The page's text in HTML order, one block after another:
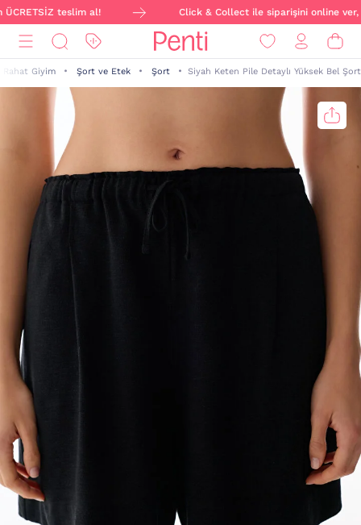
teslim al! Click & Collect ile siparişini online ver,
Giyim Şort ve Etek Şort Siyah Keten Pile Detaylı Yüksek Bel Şort